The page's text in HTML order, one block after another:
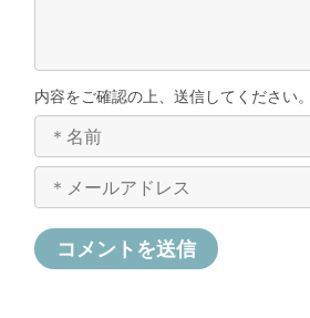
内容をご確認の上、送信してください。